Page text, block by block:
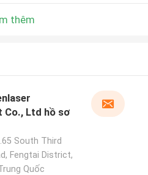
thêm
Co., Ltd hồ sơ
South Third
Fengtai District,
Quốc